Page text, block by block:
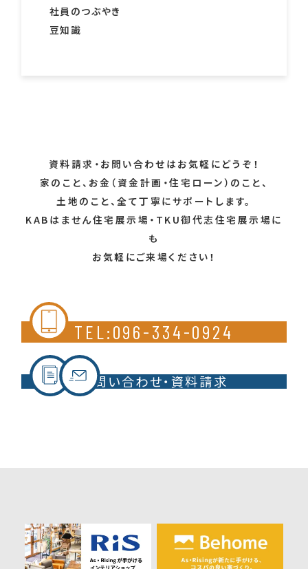
社員のつぶやき
豆知識
資料請求・お問い合わせはお気軽にどうぞ！
家のこと、お金（資金計画・住宅ローン）のこと、
土地のこと、全て丁寧にサポートします。
KABはません住宅展示場・TKU御代志住宅展示場に
も
お気軽にご来場ください！
TEL:096-334-0924
お問い合わせ・資料請求